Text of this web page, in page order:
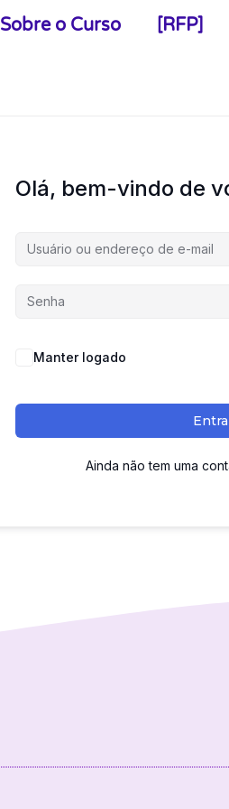
Sobre o Curso [RFP]
Olá, bem-vindo de
Alternative:
Manter logado
Ainda não tem uma